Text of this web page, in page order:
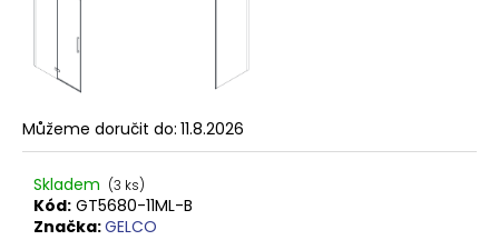
Můžeme doručit do: 11.8.2026
Skladem (3 ks)
Kód: GT5680-11ML-B
Značka:GELCO
m
SIMPLY
BLACK
ČTVRTKRUHOVÝ